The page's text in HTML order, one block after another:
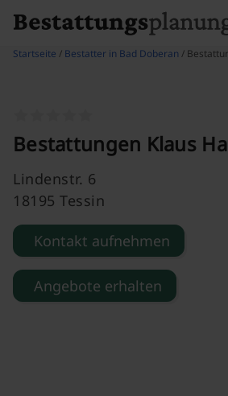
Startseite / Bestatter in Bad Doberan /
Bestattungen Klaus
Lindenstr. 6
18195 Tessin
Kontakt aufnehmen
Angebote erhalten